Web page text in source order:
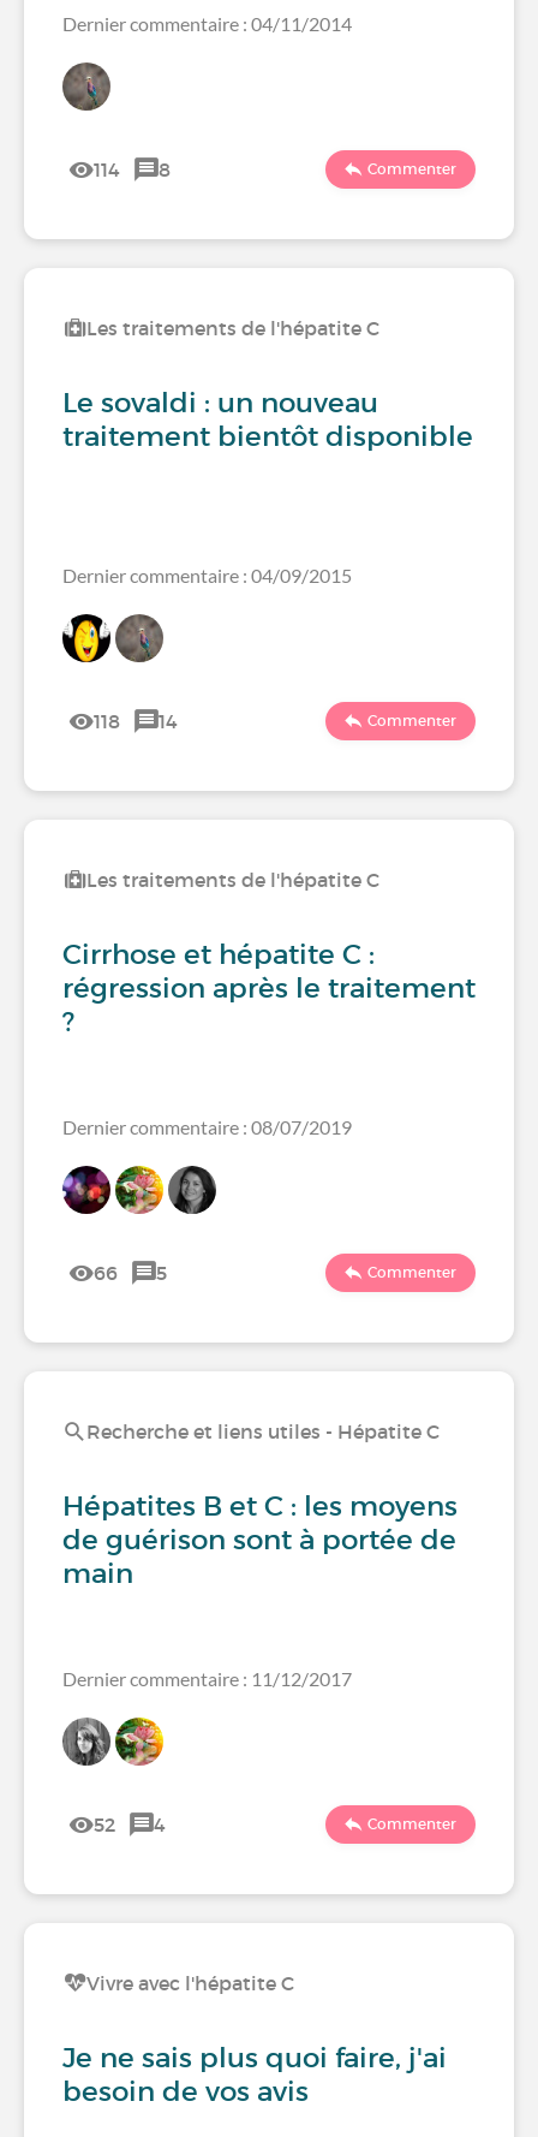
Dernier commentaire : 04/11/2014
114 8 Commenter
Les traitements de l'hépatite C
Le sovaldi : un nouveau
traitement bientôt disponible
Dernier commentaire : 04/09/2015
118 14 Commenter
Les traitements de l'hépatite C
Cirrhose et hépatite C :
régression après le traitement
?
Dernier commentaire : 08/07/2019
66 5 Commenter
Recherche et liens utiles - Hépatite C
Hépatites B et C : les moyens
de guérison sont à portée de
main
Dernier commentaire : 11/12/2017
52 4 Commenter
Vivre avec l'hépatite C
Je ne sais plus quoi faire, j'ai
besoin de vos avis